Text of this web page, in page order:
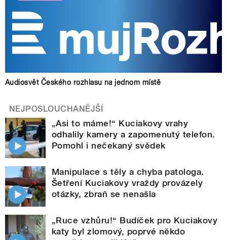
Audiosvět Českého rozhlasu na jednom místě
NEJPOSLOUCHANĚJŠÍ
„Asi to máme!“ Kuciakovy vrahy
odhalily kamery a zapomenutý telefon.
Pomohl i nečekaný svědek
Manipulace s těly a chyba patologa.
Šetření Kuciakovy vraždy provázely
otázky, zbraň se nenašla
„Ruce vzhůru!“ Budíček pro Kuciakovy
katy byl zlomový, poprvé někdo